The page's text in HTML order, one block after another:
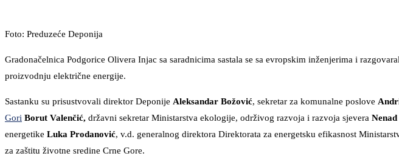
Foto: Preduzeće Deponija
Gradonačelnica Podgorice Olivera Injac sa saradnicima sastala se sa evropskim inženjerima i
proizvodnju električne energije.
Sastanku su prisustvovali direktor Deponije Aleksandar Božović, sekretar za komunalne poslove
Gori Borut Valenčić, državni sekretar Ministarstva ekologije, održivog razvoja i razvoja sjevera
energetike Luka Prodanović, v.d. generalnog direktora Direktorata za energetsku efikasnost
za zaštitu životne sredine Crne Gore.